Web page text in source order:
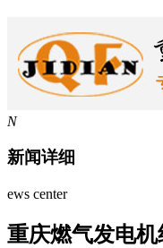
N
新闻详细
ews center
重庆燃气发电